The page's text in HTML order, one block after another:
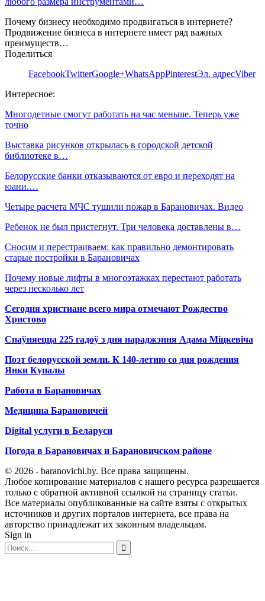
Почему бизнесу необходимо продвигаться в интернете?
Продвижение бизнеса в интернете имеет ряд важных
преимуществ…
Поделиться
FacebookTwitterGoogle+WhatsAppPinterestЭл. адресViber
Интересное:
Многодетные смогут работать на час меньше. Теперь уже
точно
Выставка рисунков открылась в городской детской
библиотеке в…
Белорусские банки отказываются от евро и переходят на
юани.…
Четыре расчета МЧС тушили пожар в Барановичах. Видео
Ребенок не был пристегнут. Три человека доставлены в…
Сносим и перестраиваем: как правильно демонтировать
старые постройки в Барановичах
Почему новые лифты в многоэтажках перестают работать
через несколько лет
Сегодня христиане всего мира отмечают Рождество
Христово
Спаўняецца 225 гадоў з дня нараджэння Адама Міцкевіча
Поэт белорусской земли. К 140-летию со дня рождения
Янки Купалы
Работа в Барановичах
Медицина Барановичей
Digital услуги в Беларуси
Погода в Барановичах и Барановичском районе
© 2026 - baranovichi.by. Все права защищены.
Любое копирование материалов с нашего ресурса разрешается
только с обратной активной ссылкой на страницу статьи.
Все материалы опубликованные на сайте взяты с открытых
источников и других порталов интернета, все права на
авторство принадлежат их законным владельцам.
Sign in